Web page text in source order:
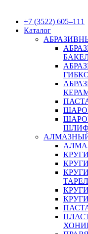
+7 (3522) 605‒111
Каталог